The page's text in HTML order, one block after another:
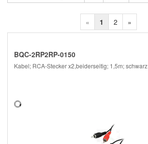
« 1 2 »
BQC-2RP2RP-0150
Kabel; RCA-Stecker x2,beiderseitig; 1,5m; schwarz